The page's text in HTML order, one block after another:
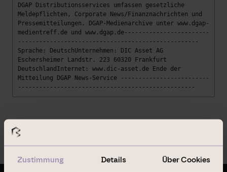
Zustimmung Details Über Cookies
DGAP Distributionsservices umfassen gesetzliche
Meldepflichten, Corporate News/Finanznachrichten und
Pressemitteilungen. DGAP-Medienarchive unter www.dgap-
medientreff.de und www.dgap.de------------------------
---------------------------------------------------
Sprache: DeutschUnternehmen: DIC Asset AG
Eschersheimer Landstr. 223 60320 Frankfurt
DeutschlandInternet: www.dic-asset.de Ende der
Mitteilung DGAP News-Service -------------------------
--------------------------------------------------